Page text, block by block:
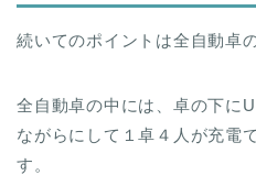
続いてのポイントは全自動卓
全自動卓の中には、卓の下に
ながらにして１卓４人が充電
す。